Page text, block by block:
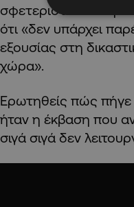
σφετεριστών
ότι «δεν υπάρχει
εξουσίας στη
χώρα».
Ερωτηθείς πώς πήγε
ήταν η έκβαση που
σιγά σιγά δεν